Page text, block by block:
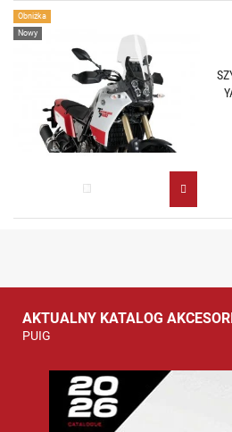
Przezroczysty (W)
Obniżka
Nowy
AKTUALNY KATALOG
PUIG